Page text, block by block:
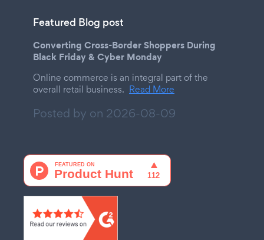
Featured Blog post
Converting Cross-Border Shoppers During
Black Friday & Cyber Monday
Online commerce is an integral part of the
overall retail business. Read More
Posted by on 2026-08-09